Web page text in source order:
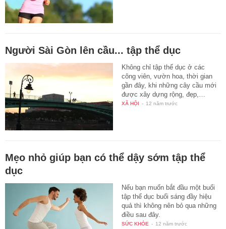
Người Sài Gòn lên cầu... tập thể dục
Không chỉ tập thể dục ở các
công viên, vườn hoa, thời gian
gần đây, khi những cây cầu mới
được xây dựng rộng, đẹp,…
XÃ HỘI - 12 năm trước
Mẹo nhỏ giúp bạn có thể dậy sớm tập thể
dục
Nếu bạn muốn bắt đầu một buổi
tập thể dục buổi sáng đầy hiệu
quả thì không nên bỏ qua những
điều sau đây.
SỨC KHỎE - 12 năm trước